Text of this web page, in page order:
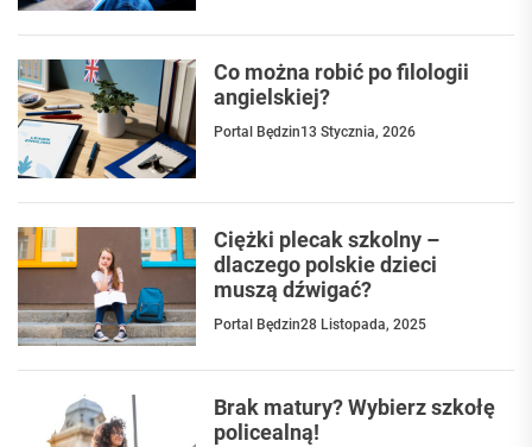
Co można robić po filologii
angielskiej?
Portal Będzin13 Stycznia, 2026
Ciężki plecak szkolny –
dlaczego polskie dzieci
muszą dźwigać?
Portal Będzin28 Listopada, 2025
Brak matury? Wybierz szkołę
policealną!